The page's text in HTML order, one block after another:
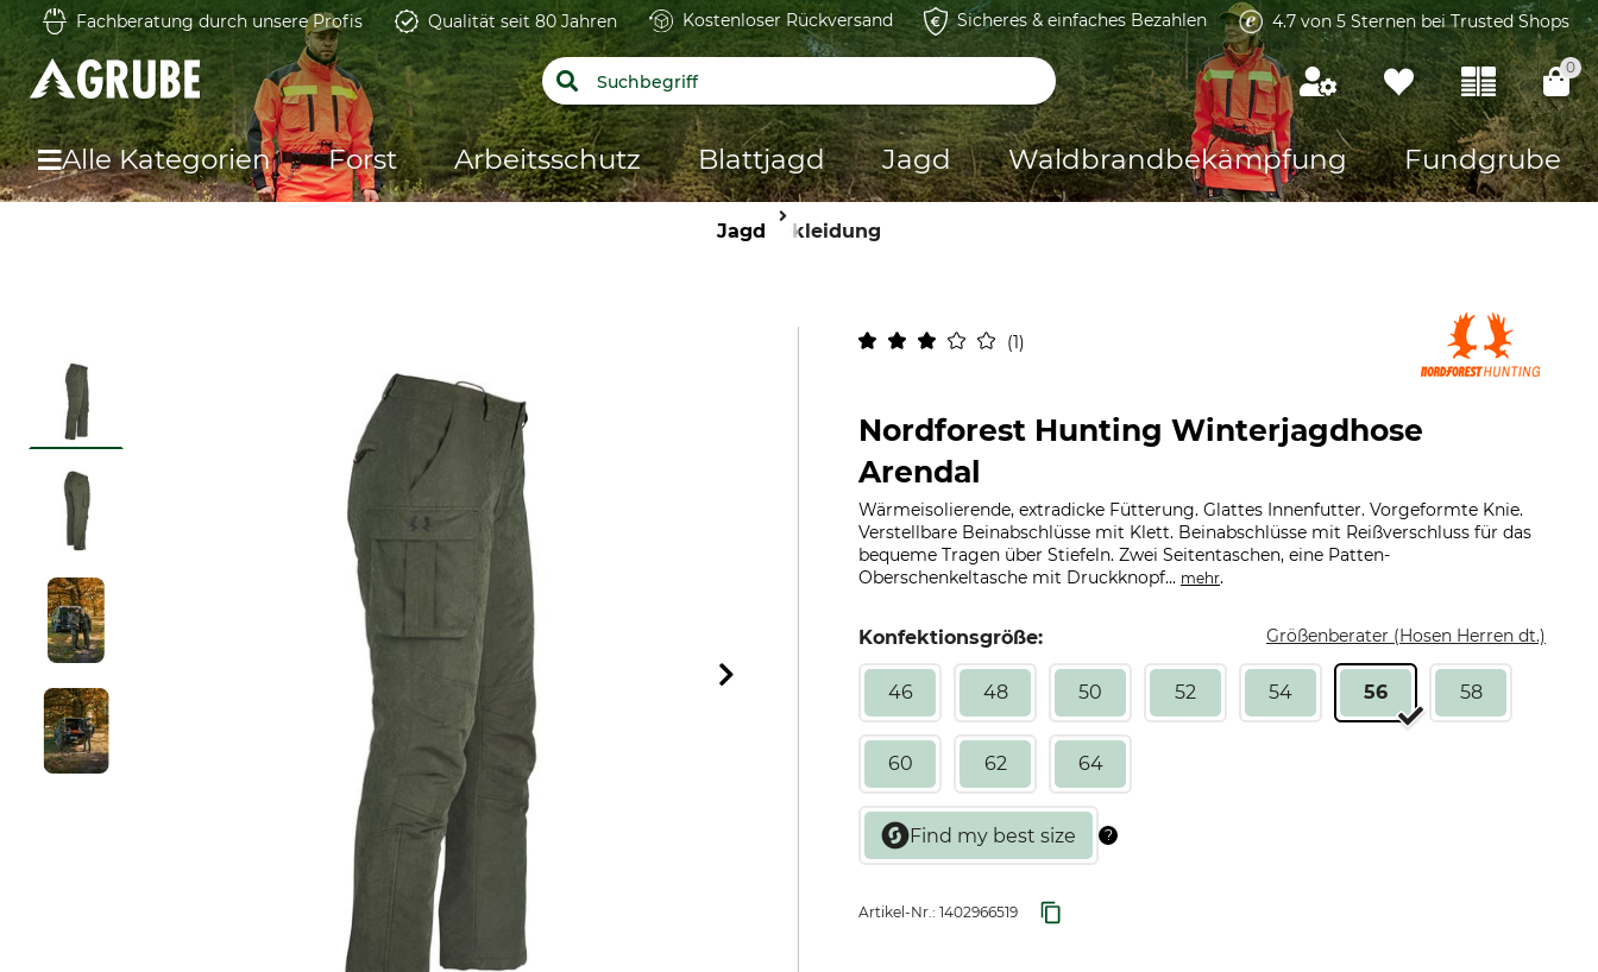
Fachberatung durch unsere Profis Qualität seit 80 Jahren Kostenloser Rückversand Sicheres & einfaches Bezahlen 4.7 von 5 Sternen bei Trusted Shops
0
Alle Kategorien Forst Arbeitsschutz Blattjagd Jagd Waldbrandbekämpfung Fundgrube
Jagd Bekleidung
1
Nordforest Hunting Winterjagdhose
Arendal
Wärmeisolierende, extradicke Fütterung. Glattes Innenfutter. Vorgeformte Knie.
Verstellbare Beinabschlüsse mit Klett. Beinabschlüsse mit Reißverschluss für das
bequeme Tragen über Stiefeln. Zwei Seitentaschen, eine Patten-
Oberschenkeltasche mit Druckknopf... mehr.
Konfektionsgröße: Größenberater (Hosen Herren dt.)
46 48 50 52 54 56 58
60 62 64
Artikel-Nr.: 1402966519